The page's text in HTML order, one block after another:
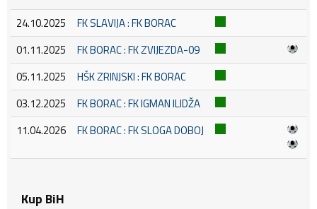
24.10.2025
FK SLAVIJA : FK BORAC
01.11.2025
FK BORAC : FK ZVIJEZDA-09
05.11.2025
HŠK ZRINJSKI : FK BORAC
03.12.2025
FK BORAC : FK IGMAN ILIDŽA
11.04.2026
FK BORAC : FK SLOGA DOBOJ
Kup BiH